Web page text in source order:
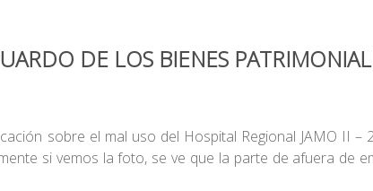
DE LOS BIENES
sobre el mal uso del Hospital Regional JAMO II –
si vemos la foto, se ve que la parte de afuera de